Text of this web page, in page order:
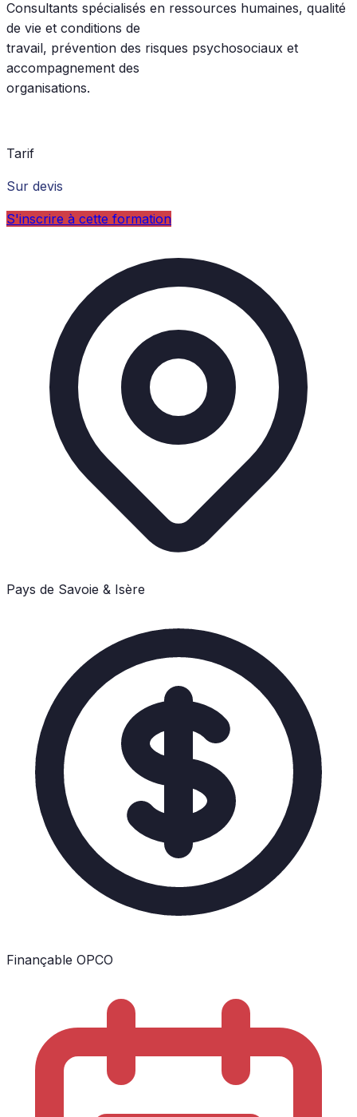
Consultants spécialisés en ressources humaines, qualité
de vie et conditions de
travail, prévention des risques psychosociaux et
accompagnement des
organisations.
Tarif
Sur devis
S'inscrire à cette formation
Pays de Savoie & Isère
Finançable OPCO